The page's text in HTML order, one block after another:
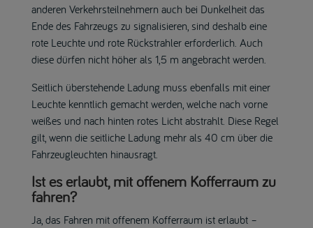
anderen Verkehrsteilnehmern auch bei Dunkelheit das
Ende des Fahrzeugs zu signalisieren, sind deshalb eine
rote Leuchte und rote Rückstrahler erforderlich. Auch
diese dürfen nicht höher als 1,5 m angebracht werden.
Seitlich überstehende Ladung muss ebenfalls mit einer
Leuchte kenntlich gemacht werden, welche nach vorne
weißes und nach hinten rotes Licht abstrahlt. Diese Regel
gilt, wenn die seitliche Ladung mehr als 40 cm über die
Fahrzeugleuchten hinausragt.
Ist es erlaubt, mit offenem Kofferraum zu
fahren?
Ja, das Fahren mit offenem Kofferraum ist erlaubt –